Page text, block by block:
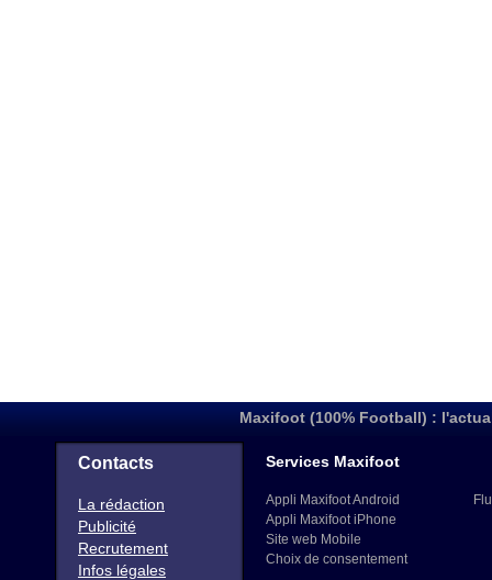
Maxifoot (100% Football) :
Contacts
La rédaction
Publicité
Recrutement
Infos légales
Services Maxifoot
Appli Maxifoot Android
Appli Maxifoot iPhone
Site web Mobile
Choix de consentement